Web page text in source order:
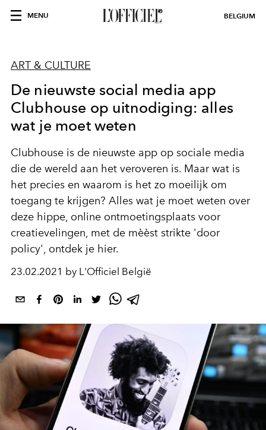
MENU BELGIUM
ART & CULTURE
De nieuwste social media app
Clubhouse op uitnodiging: alles
wat je moet weten
Clubhouse is de nieuwste app op sociale media
die de wereld aan het veroveren is. Maar wat is
het precies en waarom is het zo moeilijk om
toegang te krijgen? Alles wat je moet weten over
deze hippe, online ontmoetingsplaats voor
creatievelingen, met de mèèst strikte 'door
policy', ontdek je hier.
23.02.2021 by L'Officiel België